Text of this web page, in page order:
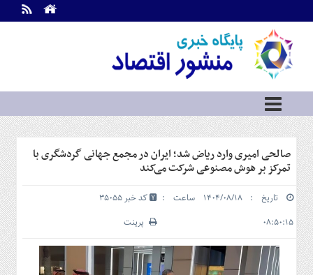
اطلاعات
تماس
ما
درباره
ما
سرویس
ها
خانه
سرمایه
و
بورس
مسکن
و
صالحی امیری وارد ریاض شد؛ ایران در مجمع جهانی گردشگری با
تمرکز بر هوش مصنوعی شرکت می‌کند
تاریخ : ۱۴۰۴/۰۸/۱۸ ساعت :
۰۸:۵۰:۱۵
کد خبر 35055
پرینت